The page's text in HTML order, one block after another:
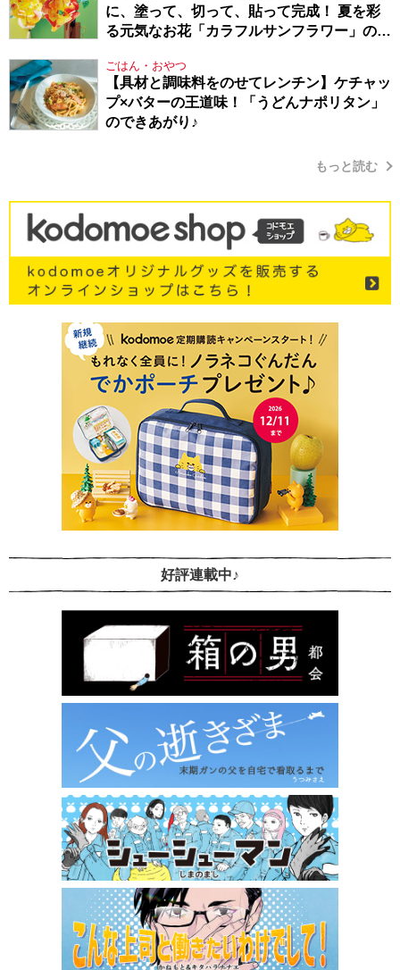
に、塗って、切って、貼って完成！ 夏を彩
る元気なお花「カラフルサンフラワー」の作
ごはん・おやつ
【具材と調味料をのせてレンチン】ケチャッ
プ×バターの王道味！「うどんナポリタン」
のできあがり♪
もっと読む
好評連載中♪